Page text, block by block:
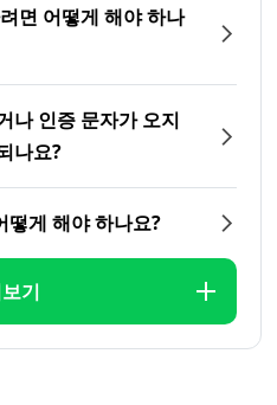
면 어떻게 해야 하나
나 인증 문자가 오지
나요?
떻게 해야 하나요?
기